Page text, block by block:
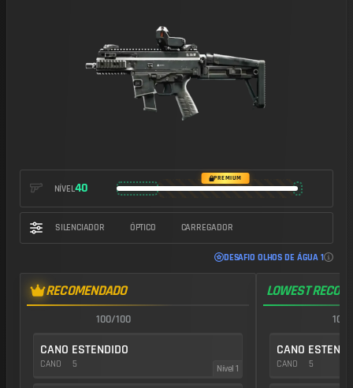
NÍVEL40
PREMIUM
SILENCIADOR ÓPTICO CARREGADOR
DESAFIO OLHOS DE ÁGUA 1
RECOMENDADO
100/100
CANO ESTENDIDO
CANO 5 Nível 1
LOWEST RECOIL
CANO
CANO 5